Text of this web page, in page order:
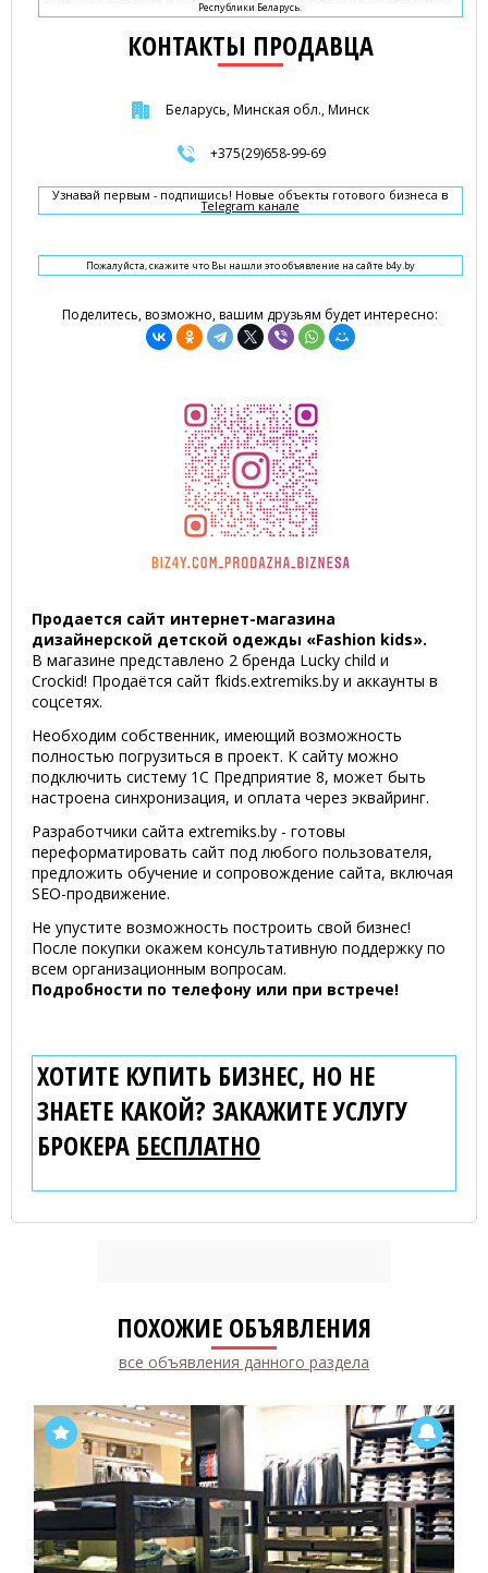
Республики Беларусь.
КОНТАКТЫ ПРОДАВЦА
Беларусь, Минская обл., Минск
+375(29)658-99-69
Узнавай первым - подпишись! Новые объекты готового бизнеса в
Telegram канале
Пожалуйста, скажите что Вы нашли это объявление на сайте b4y.by
Поделитесь, возможно, вашим друзьям будет интересно:
Продается сайт интернет-магазина
дизайнерской детской одежды «Fashion kids».
В магазине представлено 2 бренда Lucky child и
Crockid! Продаётся сайт fkids.extremiks.by и аккаунты в
соцсетях.
Необходим собственник, имеющий возможность
полностью погрузиться в проект. К сайту можно
подключить систему 1С Предприятие 8, может быть
настроена синхронизация, и оплата через эквайринг.
Разработчики сайта extremiks.by - готовы
переформатировать сайт под любого пользователя,
предложить обучение и сопровождение сайта, включая
SEO-продвижение.
Не упустите возможность построить свой бизнес!
После покупки окажем консультативную поддержку по
всем организационным вопросам.
Подробности по телефону или при встрече!
ХОТИТЕ КУПИТЬ БИЗНЕС, НО НЕ
ЗНАЕТЕ КАКОЙ? ЗАКАЖИТЕ УСЛУГУ
БРОКЕРА БЕСПЛАТНО
ПОХОЖИЕ ОБЪЯВЛЕНИЯ
все объявления данного раздела